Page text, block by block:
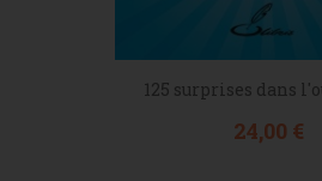
125 surprises dans
Prix
24,00 €